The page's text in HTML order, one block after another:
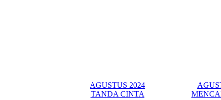
AGUSTUS 2024
TANDA CINTA